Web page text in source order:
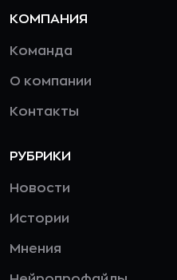
КОМПАНИЯ
Команда
О компании
Контакты
РУБРИКИ
Новости
Истории
Мнения